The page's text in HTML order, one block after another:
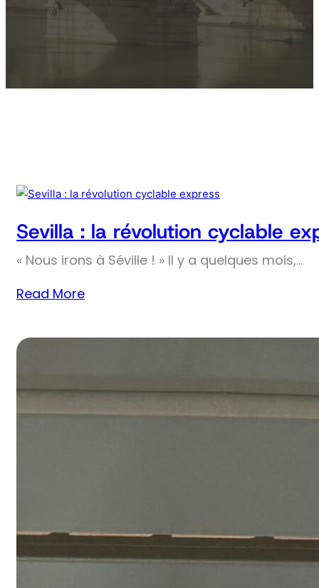
Sevilla : la révolution cyclable
« Nous irons à Séville ! » Il y a quelques mois,…
Read More